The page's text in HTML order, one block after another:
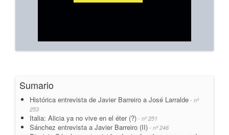
Sumario
Histórica entrevista de Javier Barreiro a José Larralde - nº
253
Italia: Alicia ya no vive en el éter (?) - nº 251
Sánchez entrevista a Javier Barreiro (II) - nº 246